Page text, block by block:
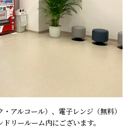
アルコール）、電子レンジ（無料）
リールーム内にございます。